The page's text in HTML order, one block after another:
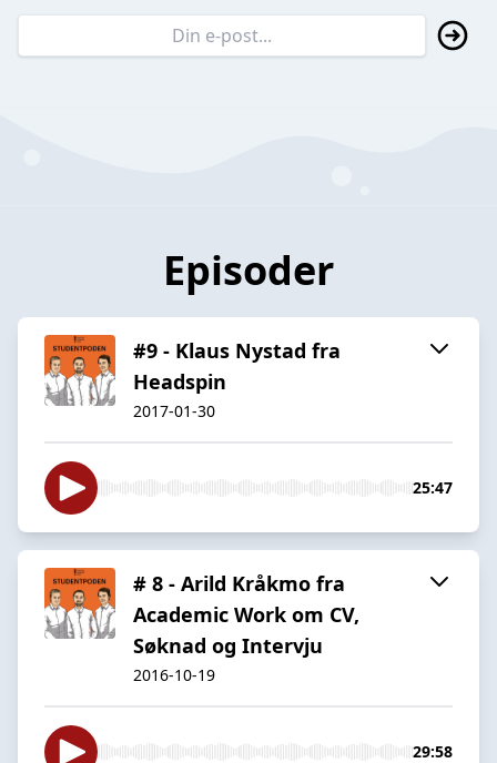
Episoder
#9 - Klaus Nystad fra
Headspin
2017-01-30
25:47
# 8 - Arild Kråkmo fra
Academic Work om CV,
Søknad og Intervju
2016-10-19
29:58